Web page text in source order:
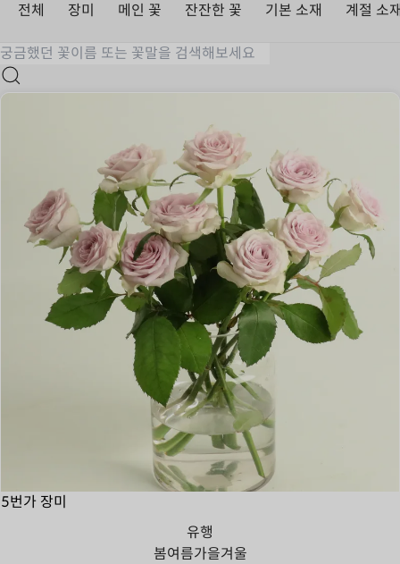
전체 장미 메인 꽃 잔잔한 꽃 기본 소재 계절 소
5번가 장미
유행
봄여름가을겨울